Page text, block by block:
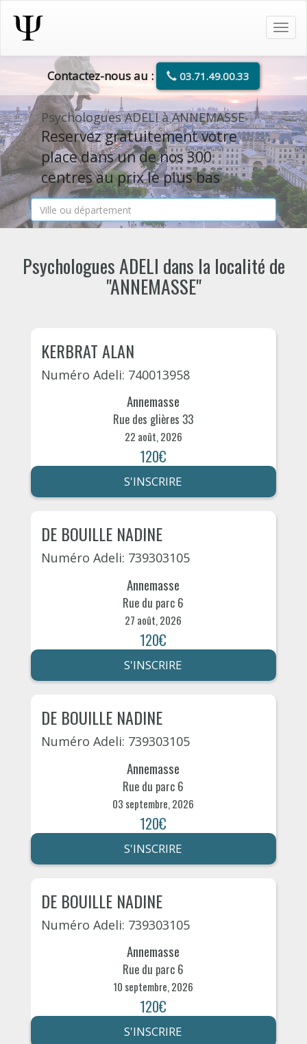
Contactez-nous au : 03.71.49.00.33
Psychologues ADELI à ANNEMASSE
Reservez gratuitement votre
place dans un de nos 300
centres au prix le plus bas
Psychologues ADELI dans la localité de
"ANNEMASSE"
KERBRAT ALAN
Numéro Adeli: 740013958
Annemasse
Rue des glières 33
22 août, 2026
120€
S'INSCRIRE
DE BOUILLE NADINE
Numéro Adeli: 739303105
Annemasse
Rue du parc 6
27 août, 2026
120€
S'INSCRIRE
DE BOUILLE NADINE
Numéro Adeli: 739303105
Annemasse
Rue du parc 6
03 septembre, 2026
120€
S'INSCRIRE
DE BOUILLE NADINE
Numéro Adeli: 739303105
Annemasse
Rue du parc 6
10 septembre, 2026
120€
S'INSCRIRE